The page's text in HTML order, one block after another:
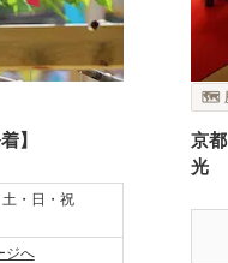
】
・日・祝
ジへ
🗺️
京
光